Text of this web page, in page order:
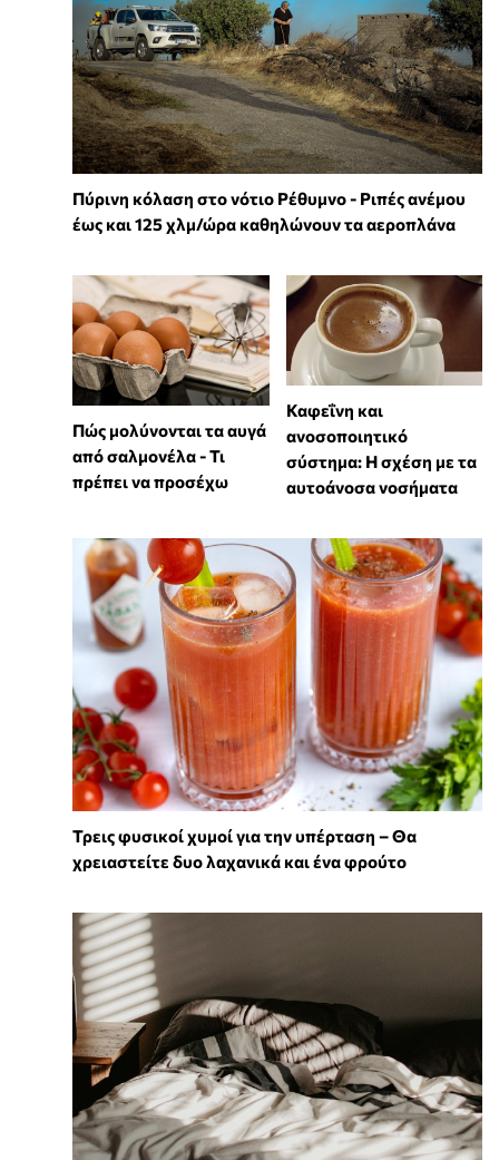
Πύρινη κόλαση στο νότιο Ρέθυμνο - Ριπές ανέμου
έως και 125 χλμ/ώρα καθηλώνουν τα αεροπλάνα
Πώς μολύνονται τα αυγά
από σαλμονέλα - Τι
πρέπει να προσέχω
Καφεΐνη και
ανοσοποιητικό
σύστημα: Η σχέση με τα
αυτοάνοσα νοσήματα
Τρεις φυσικοί χυμοί για την υπέρταση – Θα
χρειαστείτε δυο λαχανικά και ένα φρούτο